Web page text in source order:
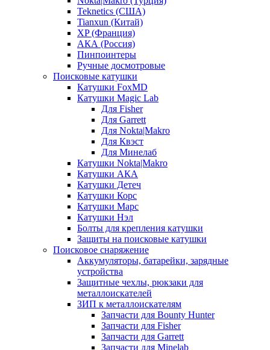
Teknetics (США)
Tianxun (Китай)
XP (Франция)
АКА (Россия)
Пинпоинтеры
Ручные досмотровые
Поисковые катушки
Катушки FoxMD
Катушки Magic Lab
Для Fisher
Для Garrett
Для Nokta|Makro
Для Квэст
Для Минелаб
Катушки Nokta|Makro
Катушки АКА
Катушки Детеч
Катушки Корс
Катушки Марс
Катушки Нэл
Болты для крепления катушки
Защиты на поисковые катушки
Поисковое снаряжение
Аккумуляторы, батарейки, зарядные
устройства
Защитные чехлы, рюкзаки для
металлоискателей
ЗИП к металлоискателям
Запчасти для Bounty Hunter
Запчасти для Fisher
Запчасти для Garrett
Запчасти для Minelab